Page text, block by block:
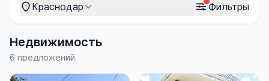
Краснодар Фильтры
Недвижимость
6 предложений